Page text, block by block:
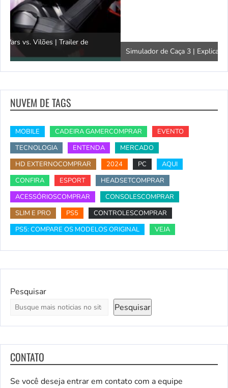
Simulador de Caça 3 | Explicação do SimFauna
NUVEM DE TAGS
MOBILE CADEIRA GAMERCOMPRAR
EVENTO
TECNOLOGIA
ENTENDA
MERCADO
HD EXTERNOCOMPRAR
2024 PC
AQUI
CONFIRA
ESPORT
HEADSETCOMPRAR
ACESSÓRIOSCOMPRAR
CONSOLESCOMPRAR
SLIM E PRO
PS5
CONTROLESCOMPRAR
PS5: COMPARE OS MODELOS ORIGINAL
VEJA
Pesquisar
Pesquisar
CONTATO
Se você deseja entrar em contato com a equipe